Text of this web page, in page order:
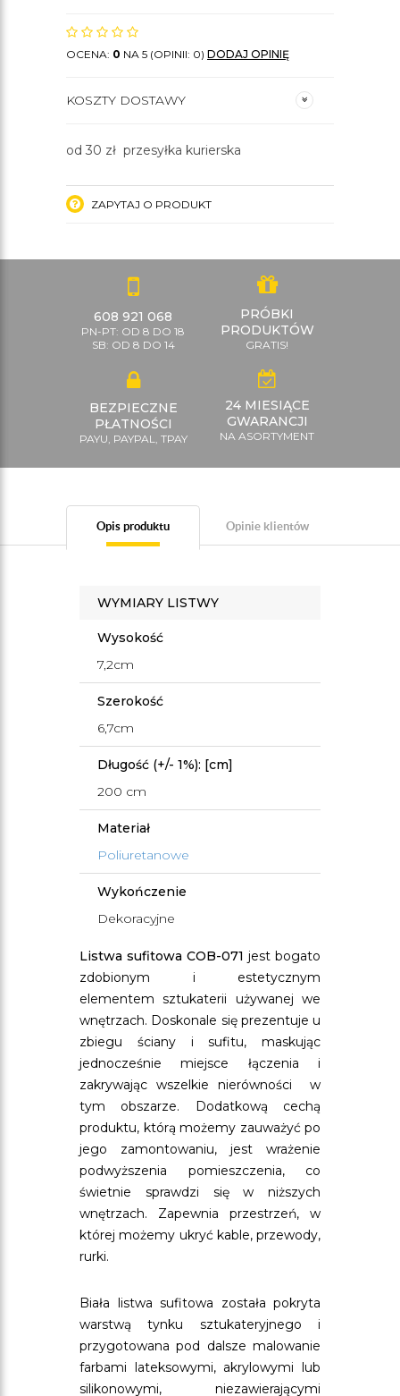
OCENA: 0 NA 5 (OPINII: 0) DODAJ OPINIĘ
KOSZTY DOSTAWY
od 30 zł przesyłka kurierska
ZAPYTAJ O PRODUKT
608 921 068
PN-PT: OD 8 DO 18
SB: OD 8 DO 14
PRÓBKI
PRODUKTÓW
GRATIS!
BEZPIECZNE
PŁATNOŚCI
PAYU, PAYPAL, TPAY
24 MIESIĄCE
GWARANCJI
NA ASORTYMENT
Opis produktu Opinie klientów
WYMIARY LISTWY
Wysokość
7,2cm
Szerokość
6,7cm
Długość (+/- 1%): [cm]
200 cm
Materiał
Poliuretanowe
Wykończenie
Dekoracyjne
Listwa sufitowa COB-071 jest bogato
zdobionym i estetycznym
elementem sztukaterii używanej we
wnętrzach. Doskonale się prezentuje u
zbiegu ściany i sufitu, maskując
jednocześnie miejsce łączenia i
zakrywając wszelkie nierówności w
tym obszarze. Dodatkową cechą
produktu, którą możemy zauważyć po
jego zamontowaniu, jest wrażenie
podwyższenia pomieszczenia, co
świetnie sprawdzi się w niższych
wnętrzach. Zapewnia przestrzeń, w
której możemy ukryć kable, przewody,
rurki.
Biała listwa sufitowa została pokryta
warstwą tynku sztukateryjnego i
przygotowana pod dalsze malowanie
farbami lateksowymi, akrylowymi lub
silikonowymi, niezawierającymi